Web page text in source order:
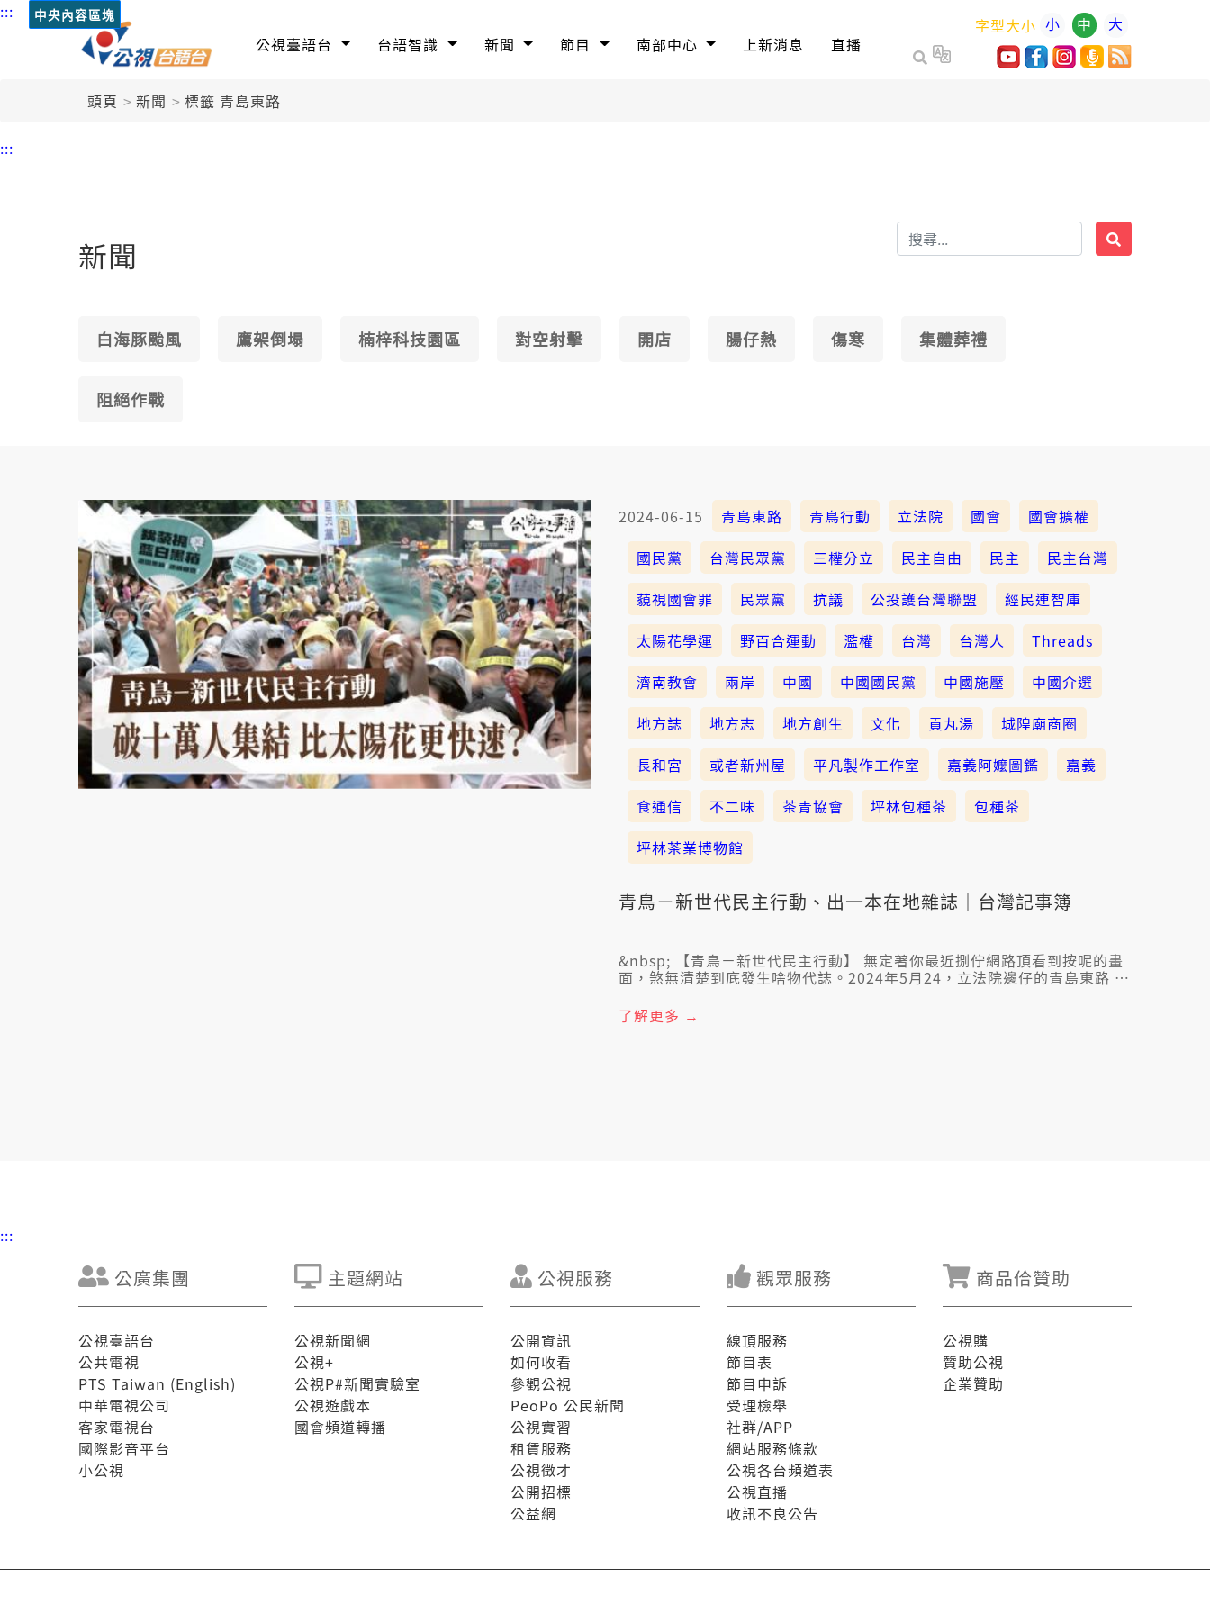
::: 中央內容區塊
公視臺語台 台語智識 新聞 節目 南部中心 上新消息 直播
字型大小 小 中 大
頭頁 新聞 標籤 青島東路
:::
新聞
白海豚颱風 鷹架倒塌 楠梓科技園區 對空射擊 開店 腸仔熱 傷寒 集體葬禮
阻絕作戰
2024-06-15 青島東路 青鳥行動 立法院 國會
國會擴權
國民黨
台灣民眾黨 三權分立 民主自由 民主
民主台灣
藐視國會罪
民眾黨 抗議 公投護台灣聯盟
經民連智庫
太陽花學運
野百合運動 濫權 台灣 台灣人
Threads
濟南教會
兩岸 中國 中國國民黨 中國施壓
中國介選
地方誌
地方志 地方創生 文化 貢丸湯
城隍廟商圈
長和宮
或者新州屋 平凡製作工作室 嘉義阿嬤圖鑑
嘉義
食通信
不二味 茶青協會 坪林包種茶
包種茶
坪林茶業博物館
青鳥－新世代民主行動、出一本在地雜誌｜台灣記事簿
&nbsp; 【青鳥－新世代民主行動】 無定著你最近捌佇網路頂看到按呢的畫
面，煞無清楚到底發生啥物代誌。2024年5月24，立法院邊仔的青島東路 濟
趕到遮？閣是按怎以這麼緊的速度聚集作伙？ 【出一本在地雜誌】 你敢捌
聽過地方誌？以前的地方誌大多是由官方記錄的在地資料，綴時代佮科技的
了解更多 →
:::
公廣集團
公視臺語台
公共電視
PTS Taiwan (English)
中華電視公司
客家電視台
國際影音平台
小公視
主題網站
公視新聞網
公視+
公視P#新聞實驗室
公視遊戲本
國會頻道轉播
公視服務
公開資訊
如何收看
參觀公視
PeoPo 公民新聞
公視實習
租賃服務
公視徵才
公開招標
公益網
觀眾服務
線頂服務
節目表
節目申訴
受理檢舉
社群/APP
網站服務條款
公視各台頻道表
公視直播
收訊不良公告
商品佮贊助
公視購
贊助公視
企業贊助